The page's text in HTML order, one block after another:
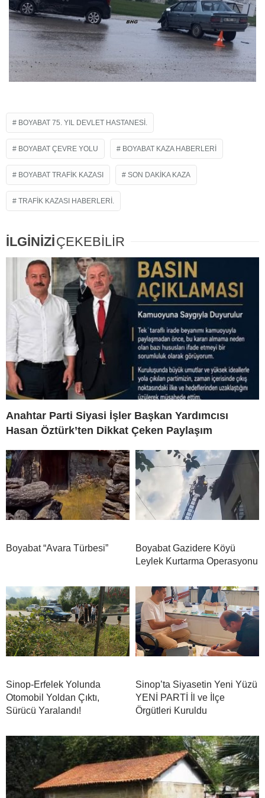
BOYABAT 75. YIL DEVLET HASTANESI.
BOYABAT ÇEVRE YOLU BOYABAT KAZA HABERLERI
BOYABAT TRAFIK KAZASI SON DAKIKA KAZA
TRAFIK KAZASI HABERLERI.
İLGİNİZİÇEKEBİLİR
Anahtar Parti Siyasi İşler Başkan Yardımcısı
Hasan Öztürk’ten Dikkat Çeken Paylaşım
Boyabat “Avara Türbesi”
Boyabat Gazidere Köyü
Leylek Kurtarma Operasyonu
Sinop-Erfelek Yolunda
Otomobil Yoldan Çıktı,
Sürücü Yaralandı!
Sinop’ta Siyasetin Yeni Yüzü
YENİ PARTİ İl ve İlçe
Örgütleri Kuruldu